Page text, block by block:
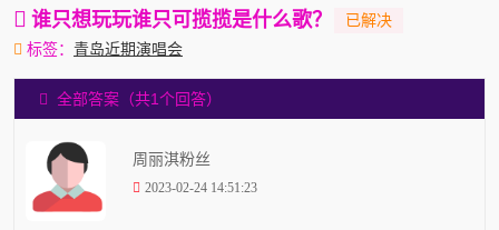
谁只想玩玩谁只可揽揽是什么歌？
标签： 青岛近期演唱会
全部答案（共1个回答）
周丽淇粉丝
2023-02-24 14:51:23